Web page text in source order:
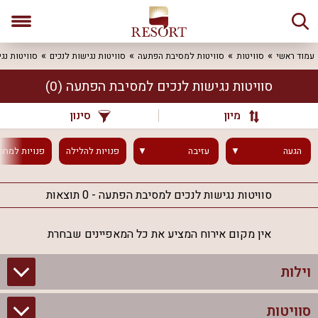
עמוד ראשי סוויטות סוויטות למסיבת הפתעה סוויטות נגישות לנכים סוויטות
סוויטות נגישות לנכים למסיבת הפתעה (0)
מיון סינון
הגעה עזיבה פנויותלהלילה פנויות
סוויטות נגישות לנכים למסיבת הפתעה - 0 תוצאות
אין מקום אירוח המציע את כל המאפיינים שבחרת
וילות
סוויטות